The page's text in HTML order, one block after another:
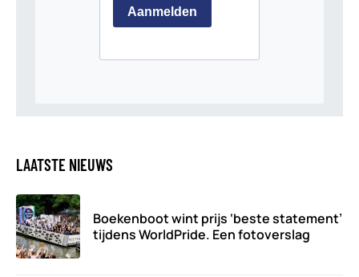
LAATSTE NIEUWS
Boekenboot wint prijs ‘beste statement’
tijdens WorldPride. Een fotoverslag